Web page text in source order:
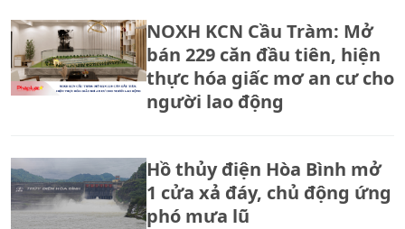
NOXH KCN Cầu Tràm: Mở
bán 229 căn đầu tiên, hiện
thực hóa giấc mơ an cư cho
người lao động
Hồ thủy điện Hòa Bình mở
1 cửa xả đáy, chủ động ứng
phó mưa lũ